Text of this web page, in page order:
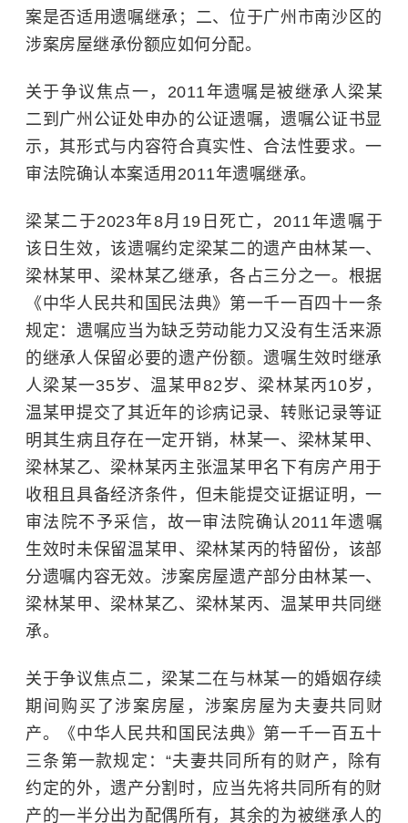
案是否适用遗嘱继承；二、位于广州市南沙区的
涉案房屋继承份额应如何分配。
关于争议焦点一，2011年遗嘱是被继承人梁某
二到广州公证处申办的公证遗嘱，遗嘱公证书显
示，其形式与内容符合真实性、合法性要求。一
审法院确认本案适用2011年遗嘱继承。
梁某二于2023年8月19日死亡，2011年遗嘱于
该日生效，该遗嘱约定梁某二的遗产由林某一、
梁林某甲、梁林某乙继承，各占三分之一。根据
《中华人民共和国民法典》第一千一百四十一条
规定：遗嘱应当为缺乏劳动能力又没有生活来源
的继承人保留必要的遗产份额。遗嘱生效时继承
人梁某一35岁、温某甲82岁、梁林某丙10岁，
温某甲提交了其近年的诊病记录、转账记录等证
明其生病且存在一定开销，林某一、梁林某甲、
梁林某乙、梁林某丙主张温某甲名下有房产用于
收租且具备经济条件，但未能提交证据证明，一
审法院不予采信，故一审法院确认2011年遗嘱
生效时未保留温某甲、梁林某丙的特留份，该部
分遗嘱内容无效。涉案房屋遗产部分由林某一、
梁林某甲、梁林某乙、梁林某丙、温某甲共同继
承。
关于争议焦点二，梁某二在与林某一的婚姻存续
期间购买了涉案房屋，涉案房屋为夫妻共同财
产。《中华人民共和国民法典》第一千一百五十
三条第一款规定：“夫妻共同所有的财产，除有
约定的外，遗产分割时，应当先将共同所有的财
产的一半分出为配偶所有，其余的为被继承人的